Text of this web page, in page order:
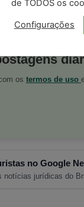
os termos de uso
no Google
notícias jurídicas do
de TODOS os
Configurações